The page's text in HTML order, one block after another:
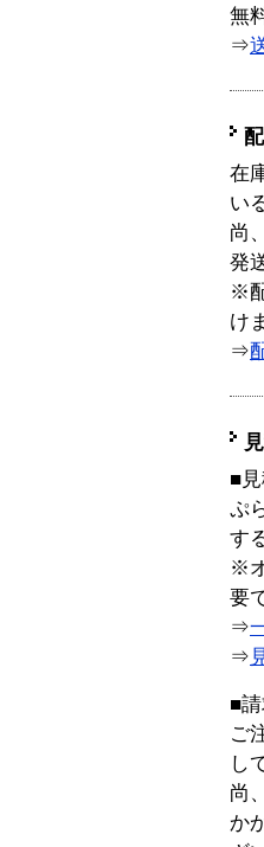
無
⇒
在
い
尚
発
※
け
⇒
■
ぷ
す
※
要
⇒
⇒
■
ご
し
尚
か